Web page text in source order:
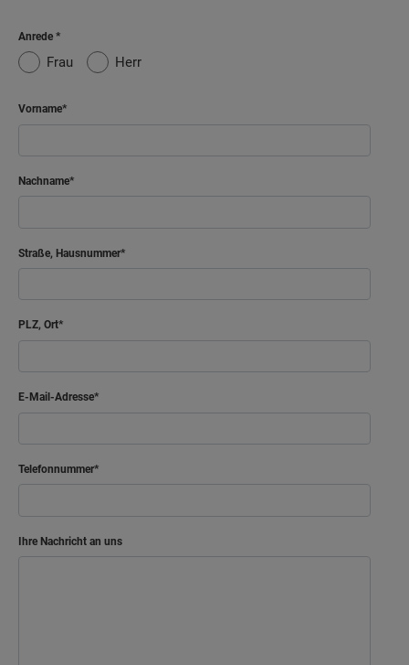
Anrede
Frau Herr
Vorname
Nachname
Straße, Hausnummer
PLZ, Ort
E-Mail-Adresse
Telefonnummer
Ihre Nachricht an uns